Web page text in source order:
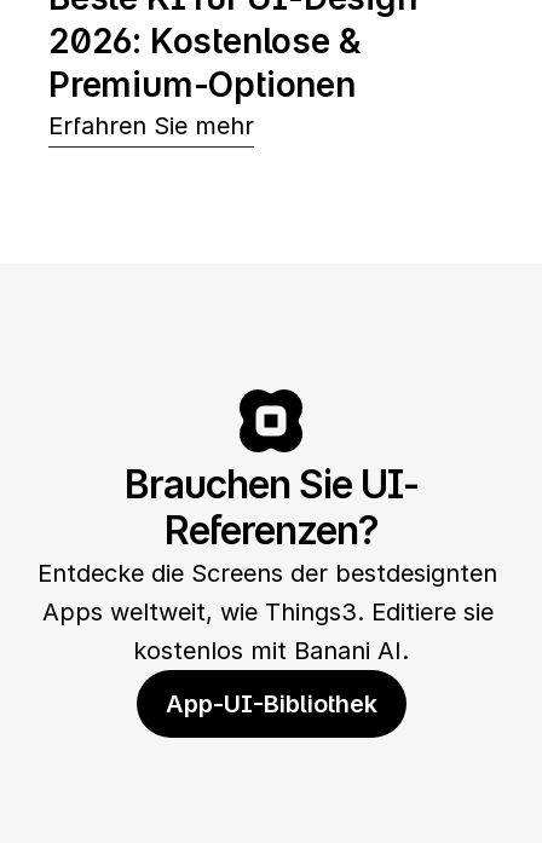
2026: Kostenlose &
Premium-Optionen
Erfahren Sie mehr
Brauchen Sie UI-
Referenzen?
Entdecke die Screens der bestdesignten
Apps weltweit, wie Things3. Editiere sie
kostenlos mit Banani AI.
App-UI-Bibliothek